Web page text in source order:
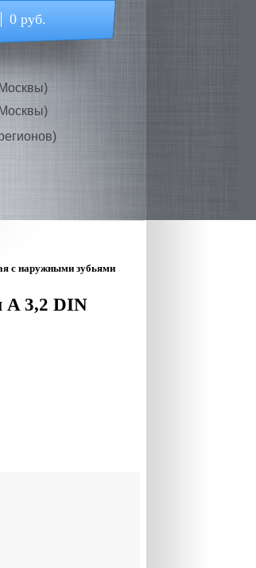
руб.
с наружными зубьями
A 3,2 DIN